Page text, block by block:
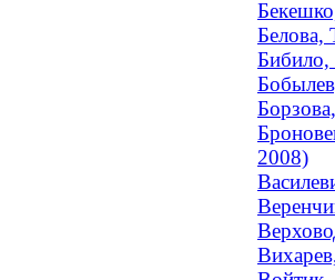
Белова,
Бибило,
2008)